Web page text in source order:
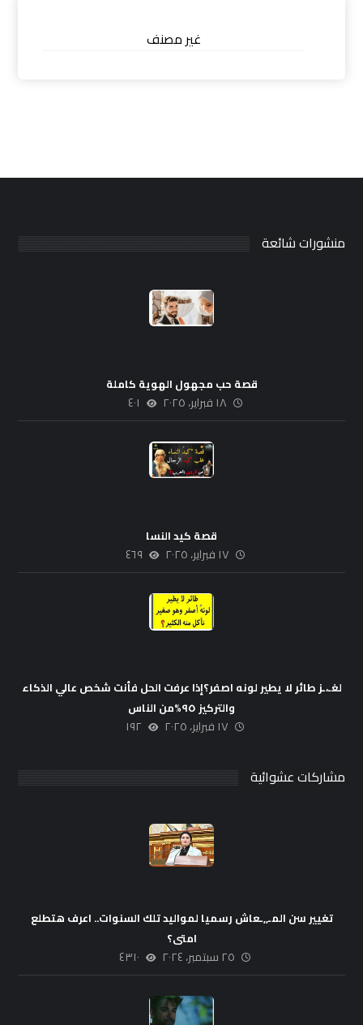
غير مصنف
منشورات شائعة
قصة حب مجهول الهوية كاملة
١٨ فبراير، ٢٠٢٥ ٤٠١
قصة كيد النسا
١٧ فبراير، ٢٠٢٥ ٤٦٩
لغـ،ـز طائر لا يطير لونه اصفر؟إذا عرفت الحل فأنت شخص عالي الذكاء
والتركيز ٩٥%من الناس
١٧ فبراير، ٢٠٢٥ ١٩٢
مشاركات عشوائية
تغيير سن المـ,,ـعاش رسميا لمواليد تلك السنوات.. اعرف هتطلع
امتى؟
٢٥ سبتمبر، ٢٠٢٤ ٤٣١٠